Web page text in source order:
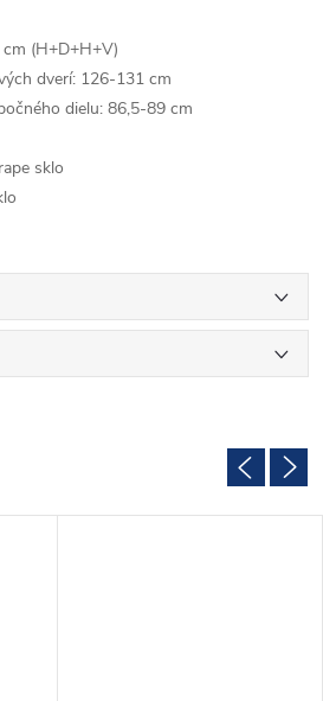
(H+D+H+V)
dverí: 126-131 cm
dielu: 86,5-89 cm
sklo